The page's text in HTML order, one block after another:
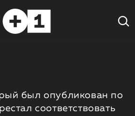
был опубликован по
соответствовать